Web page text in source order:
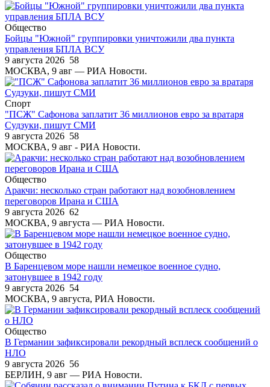
Общество
Бойцы "Южной" группировки уничтожили два пункта
управления БПЛА ВСУ
9 августа 2026 58
МОСКВА, 9 авг — РИА Новости.
Спорт
"ПСЖ" Сафонова заплатит 36 миллионов евро за вратаря
Судзуки, пишут СМИ
9 августа 2026 58
МОСКВА, 9 авг - РИА Новости.
Общество
Аракчи: несколько стран работают над возобновлением
переговоров Ирана и США
9 августа 2026 62
МОСКВА, 9 августа — РИА Новости.
Общество
В Баренцевом море нашли немецкое военное судно,
затонувшее в 1942 году
9 августа 2026 54
МОСКВА, 9 августа, РИА Новости.
Общество
В Германии зафиксировали рекордный всплеск сообщений о
НЛО
9 августа 2026 56
БЕРЛИН, 9 авг — РИА Новости.